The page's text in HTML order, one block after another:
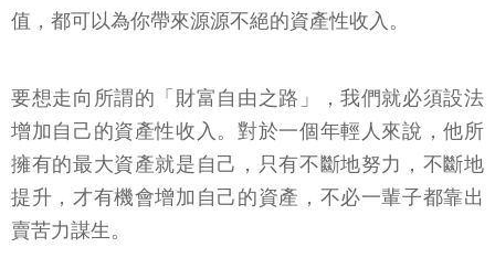
值，都可以為你帶來源源不絕的資產性收入。
要想走向所謂的「財富自由之路」，我們就必須設法
增加自己的資產性收入。對於一個年輕人來說，他所
擁有的最大資產就是自己，只有不斷地努力，不斷地
提升，才有機會增加自己的資產，不必一輩子都靠出
賣苦力謀生。